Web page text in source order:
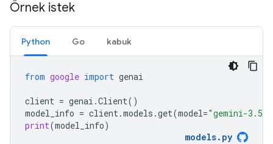
Örnek istek
Python Go kabuk
from google import genai
client = genai .Client()
model_info = client.models .get(model="gemini-3.5-
print(model_info)
models. py